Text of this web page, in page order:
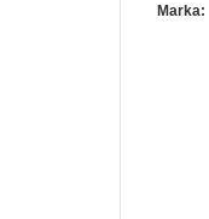
Marka: